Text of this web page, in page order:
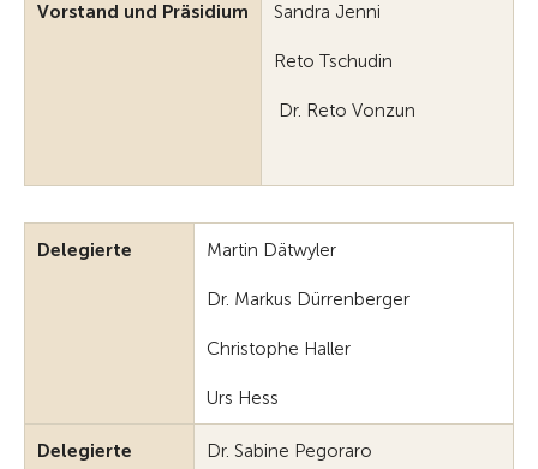
Vorstand und Präsidium Sandra Jenni
Reto Tschudin
Dr. Reto Vonzun
Delegierte Martin Dätwyler
Dr. Markus Dürrenberger
Christophe Haller
Urs Hess
Delegierte Dr. Sabine Pegoraro